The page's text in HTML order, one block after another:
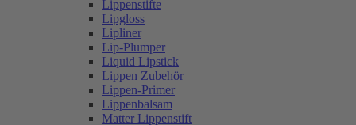
Lippenstifte
Lipgloss
Lipliner
Lip-Plumper
Liquid Lipstick
Lippen Zubehör
Lippen-Primer
Lippenbalsam
Matter Lippenstift